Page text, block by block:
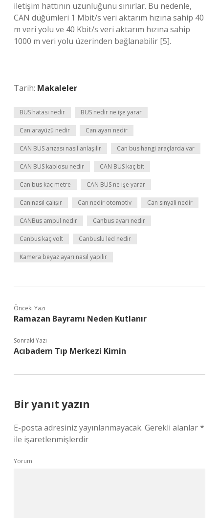
iletişim hattının uzunluğunu sınırlar. Bu nedenle,
CAN düğümleri 1 Mbit/s veri aktarım hızına sahip 40
m veri yolu ve 40 Kbit/s veri aktarım hızına sahip
1000 m veri yolu üzerinden bağlanabilir [5].
Tarih: Makaleler
BUS hatası nedir BUS nedir ne işe yarar
Can arayüzü nedir Can ayarı nedir
CAN BUS arızası nasıl anlaşılır Can bus hangi araçlarda var
CAN BUS kablosu nedir CAN BUS kaç bit
Can bus kaç metre CAN BUS ne işe yarar
Can nasıl çalışır Can nedir otomotiv Can sinyali nedir
CANBus ampul nedir Canbus ayarı nedir
Canbus kaç volt Canbuslu led nedir
Kamera beyaz ayarı nasıl yapılır
Önceki Yazı
Ramazan Bayramı Neden Kutlanır
Sonraki Yazı
Acıbadem Tıp Merkezi Kimin
Bir yanıt yazın
E-posta adresiniz yayınlanmayacak. Gerekli alanlar*
ile işaretlenmişlerdir
Yorum